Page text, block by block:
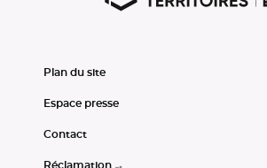
Plan du site
Espace presse
Contact
Réclamation